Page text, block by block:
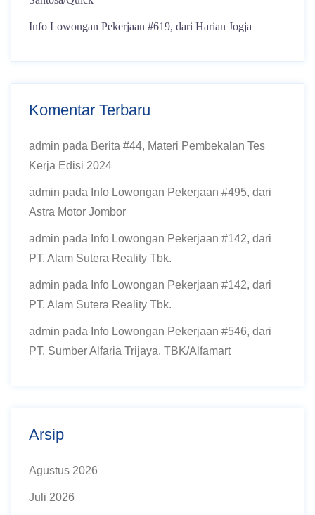
Info Lowongan Pekerjaan #619, dari Harian Jogja
Komentar Terbaru
admin pada Berita #44, Materi Pembekalan Tes
Kerja Edisi 2024
admin pada Info Lowongan Pekerjaan #495, dari
Astra Motor Jombor
admin pada Info Lowongan Pekerjaan #142, dari
PT. Alam Sutera Reality Tbk.
admin pada Info Lowongan Pekerjaan #142, dari
PT. Alam Sutera Reality Tbk.
admin pada Info Lowongan Pekerjaan #546, dari
PT. Sumber Alfaria Trijaya, TBK/Alfamart
Arsip
Agustus 2026
Juli 2026